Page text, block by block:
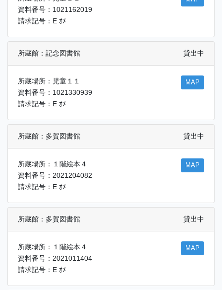
資料番号：1021162019
請求記号：E ｵﾒ
所蔵館：記念図書館 貸出中
所蔵場所：児童１１
資料番号：1021330939
請求記号：E ｵﾒ
MAP
所蔵館：多賀図書館 貸出中
所蔵場所：１階絵本４
資料番号：2021204082
請求記号：E ｵﾒ
MAP
所蔵館：多賀図書館 貸出中
所蔵場所：１階絵本４
資料番号：2021011404
請求記号：E ｵﾒ
MAP